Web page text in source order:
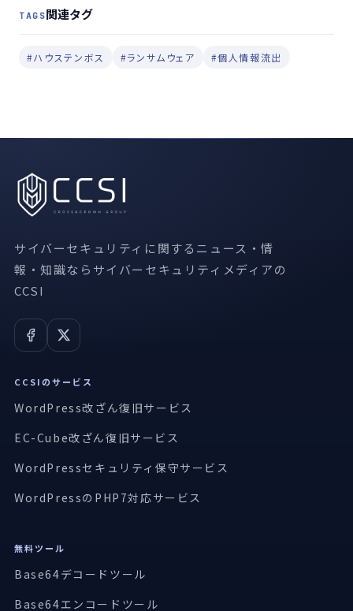
TAGS関連タグ
#ハウステンボス #ランサムウェア #個人情報流出
サイバーセキュリティに関するニュース・情
報・知識ならサイバーセキュリティメディアの
CCSI
CCSIのサービス
WordPress改ざん復旧サービス
EC-Cube改ざん復旧サービス
WordPressセキュリティ保守サービス
WordPressのPHP7対応サービス
無料ツール
Base64デコードツール
Base64エンコードツール